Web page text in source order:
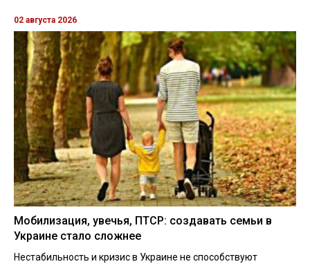
02 августа 2026
Мобилизация, увечья, ПТСР: создавать семьи в
Украине стало сложнее
Нестабильность и кризис в Украине не способствуют